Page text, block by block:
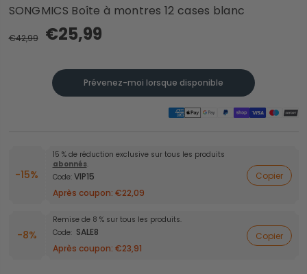
SONGMICS Boîte à montres 12 cases blanc
€42,99 €25,99
Prévenez-moi lorsque disponible
-15%
15 % de réduction exclusive sur tous les produits
abonnés.
Code: VIP15
Après coupon: €22,09
Copier
-8%
Remise de 8 % sur tous les produits.
Code: SALE8
Après coupon: €23,91
Copier